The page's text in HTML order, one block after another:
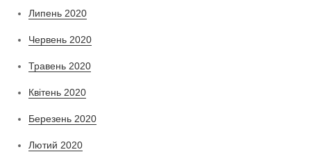
Липень 2020
Червень 2020
Травень 2020
Квітень 2020
Березень 2020
Лютий 2020